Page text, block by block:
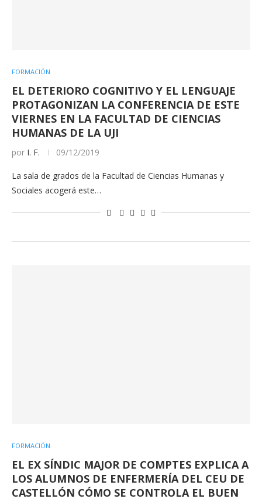
FORMACIÓN
EL DETERIORO COGNITIVO Y EL LENGUAJE
PROTAGONIZAN LA CONFERENCIA DE ESTE
VIERNES EN LA FACULTAD DE CIENCIAS
HUMANAS DE LA UJI
por I. F. 09/12/2019
La sala de grados de la Facultad de Ciencias Humanas y
Sociales acogerá este…
FORMACIÓN
EL EX SÍNDIC MAJOR DE COMPTES EXPLICA A
LOS ALUMNOS DE ENFERMERÍA DEL CEU DE
CASTELLÓN CÓMO SE CONTROLA EL BUEN